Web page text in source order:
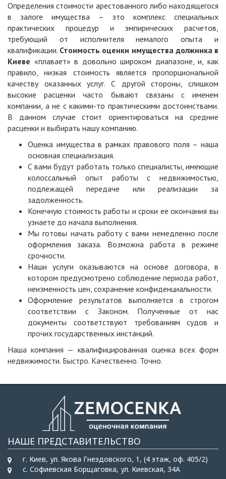
Определения стоимости арестованного либо находящегося
в залоге имущества – это комплекс специальных
практических процедур и эмпирических расчетов,
требующий от исполнителя немалого опыта и
квалификации. Стоимость оценки имущества должника в
Киеве «плавает» в довольно широком диапазоне, и, как
правило, низкая стоимость является пропорциональной
качеству оказанных услуг. С другой стороны, слишком
высокие расценки часто бывают связаны с именем
компании, а не с какими-то практическими достоинствами.
В данном случае стоит ориентироваться на средние
расценки и выбирать нашу компанию.
Оценка имущества в рамках правового поля – наша
основная специализация.
С вами будут работать только специалисты, имеющие
колоссальный опыт работы с недвижимостью,
подлежащей передаче или реализации за
задолженность.
Конечную стоимость работы и сроки ее окончания вы
узнаете до начала выполнения.
Мы готовы начать работу с вами немедленно после
оформления заказа. Возможна работа в режиме
срочности.
Наши услуги оказываются на основе договора, в
котором предусмотрено соблюдение периода работ,
неизменность цен, сохранение конфиденциальности.
Оформление результатов выполняется в строгом
соответствии с Законом. Полученные от нас
документы соответствуют требованиям судов и
прочих государственных инстанций.
Наша компания — квалифицированная оценка всех форм
недвижимости. Быстро. Качественно. Точно.
НАШЕ ПРЕДСТАВИТЕЛЬСТВО
г. Киев, ул. Якова Гнездовского, 1, (4 этаж, оф. 405/2)
с. Софиевская Борщаговка, ул. Киевская, 34А